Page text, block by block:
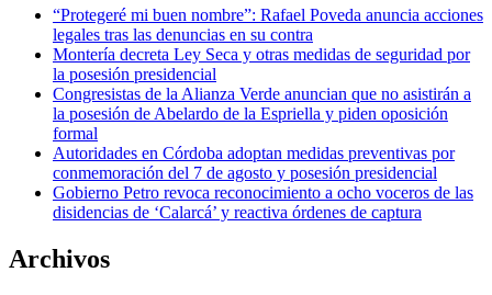
“Protegeré mi buen nombre”: Rafael Poveda anuncia acciones
legales tras las denuncias en su contra
Montería decreta Ley Seca y otras medidas de seguridad por
la posesión presidencial
Congresistas de la Alianza Verde anuncian que no asistirán a
la posesión de Abelardo de la Espriella y piden oposición
formal
Autoridades en Córdoba adoptan medidas preventivas por
conmemoración del 7 de agosto y posesión presidencial
Gobierno Petro revoca reconocimiento a ocho voceros de las
disidencias de ‘Calarcá’ y reactiva órdenes de captura
Archivos